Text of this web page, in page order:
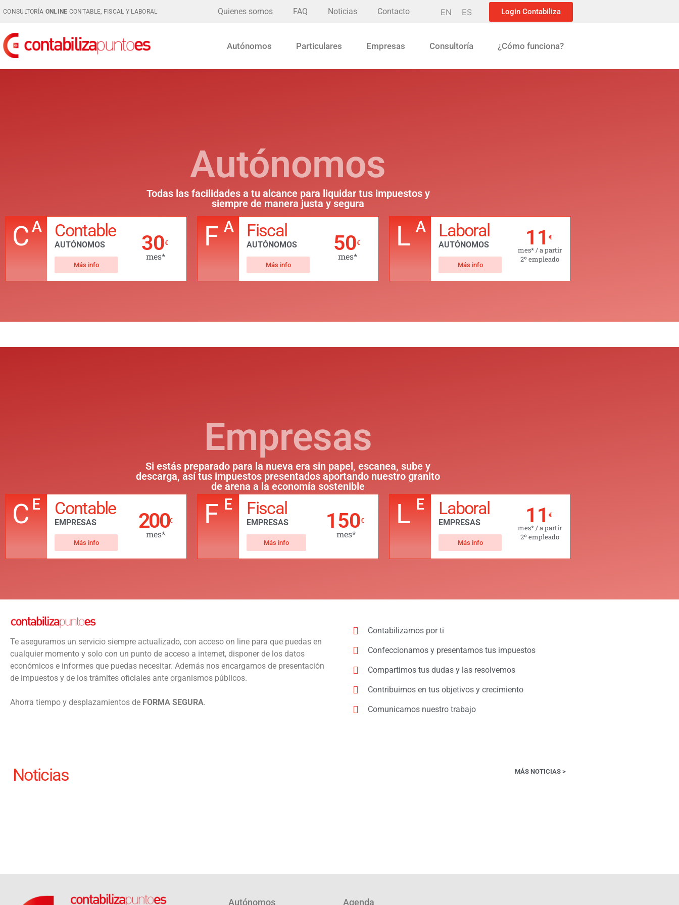
CONSULTORÍA ONLINE CONTABLE, FISCAL Y LABORAL Quienes somos FAQ Noticias Contacto EN ES Login Contabiliza
Autónomos Particulares Empresas Consultoría ¿Cómo funciona?
Autónomos
Todas las facilidades a tu alcance para liquidar tus impuestos y
siempre de manera justa y segura
CA Contable
AUTÓNOMOS
Más info
30€
mes*
F A Fiscal
AUTÓNOMOS
Más info
50€
mes*
L A Laboral
AUTÓNOMOS
Más info
11€
mes* / a partir
2º empleado
Empresas
Si estás preparado para la nueva era sin papel, escanea, sube y
descarga, así tus impuestos presentados aportando nuestro granito
de arena a la economía sostenible
CE Contable
EMPRESAS
Más info
200€
mes*
F E Fiscal
EMPRESAS
Más info
150€
mes*
L E Laboral
EMPRESAS
Más info
11€
mes* / a partir
2º empleado
Te aseguramos un servicio siempre actualizado, con acceso on line para que puedas en
cualquier momento y solo con un punto de acceso a internet, disponer de los datos
económicos e informes que puedas necesitar. Además nos encargamos de presentación
de impuestos y de los trámites oficiales ante organismos públicos.
Ahorra tiempo y desplazamientos de FORMA SEGURA.
Contabilizamos por ti
Confeccionamos y presentamos tus impuestos
Compartimos tus dudas y las resolvemos
Contribuimos en tus objetivos y crecimiento
Comunicamos nuestro trabajo
Noticias MÁS NOTICIAS >
Autónomos
Agenda